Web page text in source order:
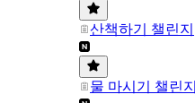
산책하기 챌린지
물 마시기 챌린지